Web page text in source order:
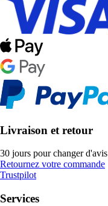
Livraison et retour
30 jours pour changer d'avis
Retournez votre commande
Trustpilot
Services